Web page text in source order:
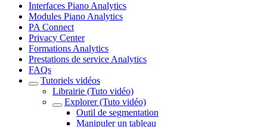
Interfaces Piano Analytics
Modules Piano Analytics
PA Connect
Privacy Center
Formations Analytics
Prestations de service Analytics
FAQs
Tutoriels vidéos
Librairie (Tuto vidéo)
Explorer (Tuto vidéo)
Outil de segmentation
Manipuler un tableau